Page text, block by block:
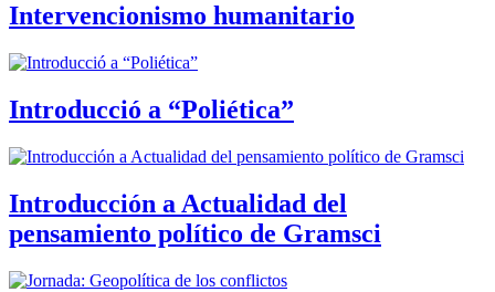
Intervencionismo humanitario
Introducció a “Poliética”
Introducción a Actualidad del
pensamiento político de Gramsci